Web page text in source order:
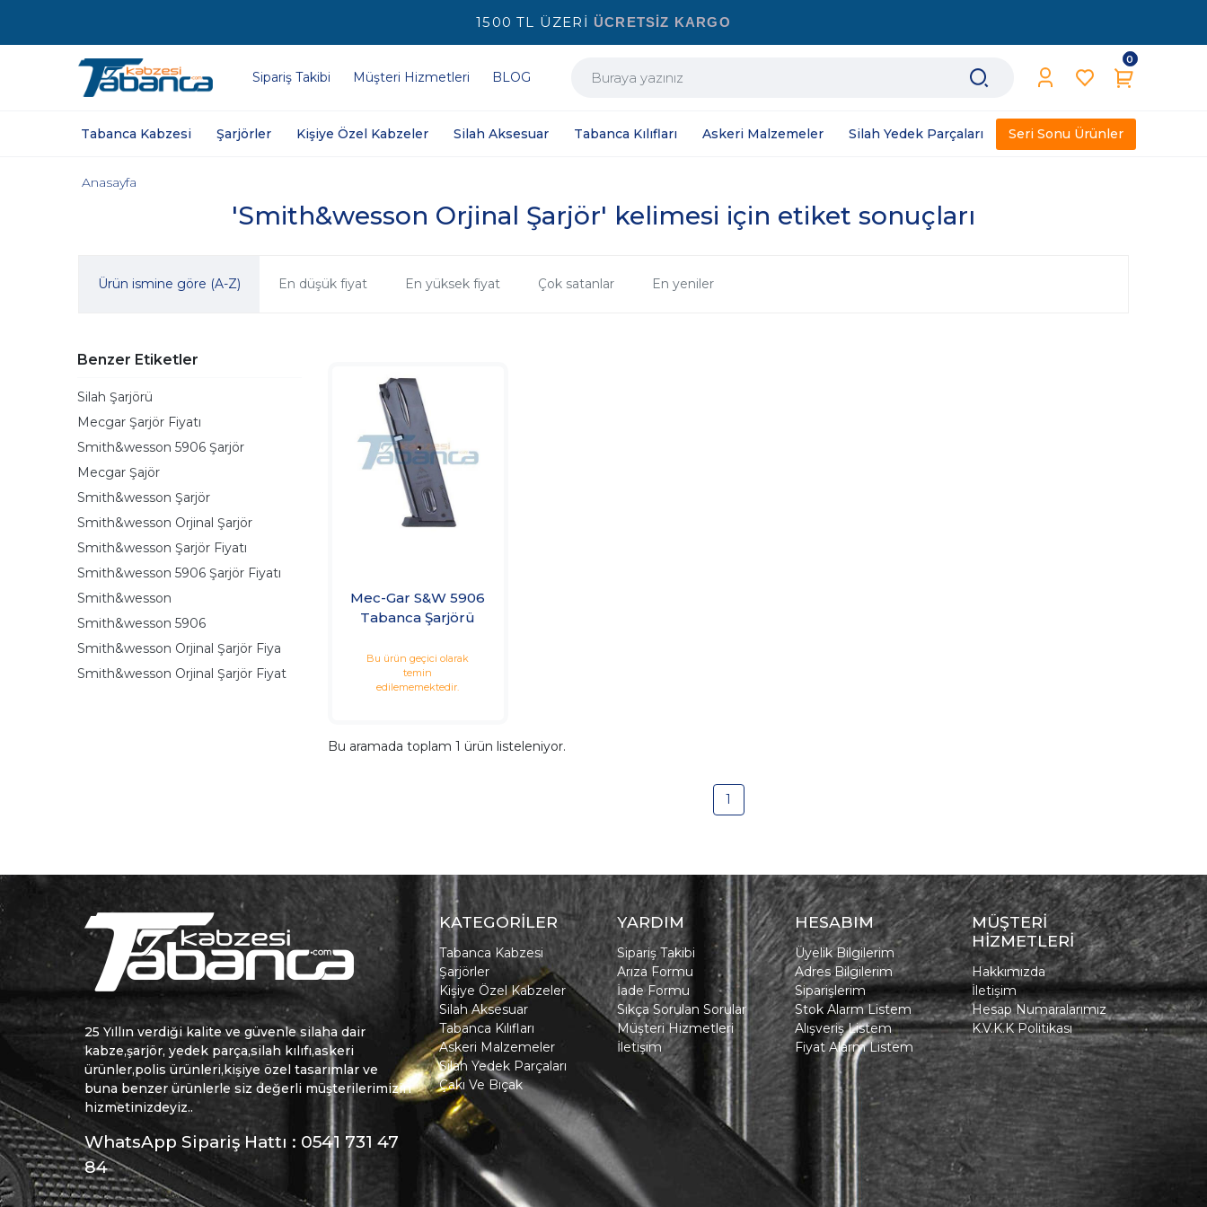
1500 TL ÜZERİ ÜCRETSİZ KARGO
Sipariş Takibi Müşteri Hizmetleri BLOG
0
Tabanca Kabzesi Şarjörler Kişiye Özel Kabzeler Silah Aksesuar Tabanca Kılıfları Askeri Malzemeler Silah Yedek Parçaları Seri Sonu Ürünler
'Smith&wesson Orjinal Şarjör' kelimesi için etiket sonuçları
Anasayfa
Ürün ismine göre (A-Z) En düşük fiyat En yüksek fiyat Çok satanlar En yeniler
Benzer Etiketler
Silah Şarjörü
Mecgar Şarjör Fiyatı
Smith&wesson 5906 Şarjör
Mecgar Şajör
Smith&wesson Şarjör
Smith&wesson Orjinal Şarjör
Smith&wesson Şarjör Fiyatı
Smith&wesson 5906 Şarjör Fiyatı
Smith&wesson
Smith&wesson 5906
Smith&wesson Orjinal Şarjör Fiya
Smith&wesson Orjinal Şarjör Fiyat
Mec-Gar S&W 5906
Tabanca Şarjörü
Bu ürün geçici olarak
temin
edilememektedir.
Bu aramada toplam 1 ürün listeleniyor.
1
25 Yıllın verdiği kalite ve güvenle silaha dair
kabze,şarjör, yedek parça,silah kılıfı,askeri
ürünler,polis ürünleri,kişiye özel tasarımlar ve
buna benzer ürünlerle siz değerli müşterilerimizin
hizmetinizdeyiz..
WhatsApp Sipariş Hattı : 0541 731 47
84
KATEGORİLER
Tabanca Kabzesi
Şarjörler
Kişiye Özel Kabzeler
Silah Aksesuar
Tabanca Kılıfları
Askeri Malzemeler
Silah Yedek Parçaları
Çakı Ve Bıçak
YARDIM
Sipariş Takibi
Arıza Formu
İade Formu
Sıkça Sorulan Sorular
Müşteri Hizmetleri
İletişim
HESABIM
Üyelik Bilgilerim
Adres Bilgilerim
Siparişlerim
Stok Alarm Listem
Alışveriş Listem
Fiyat Alarm Listem
MÜŞTERİ
HİZMETLERİ
Hakkımızda
İletişim
Hesap Numaralarımız
K.V.K.K Politikası